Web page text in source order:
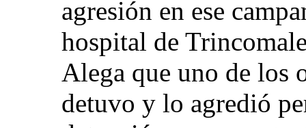
agresión en ese
hospital de
Alega que uno de los
detuvo y lo agredió